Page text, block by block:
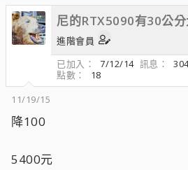
尼的RTX5090有30公
進階會員
已加入
7/12/14 訊息
點數
18
11/19/15
降100
5400元